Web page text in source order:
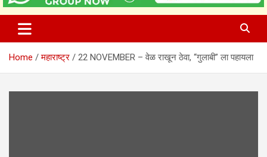
Home महाराष्ट्र 22 NOVEMBER – वेळ राखून ठेवा, “गुलाबी” ला पहायला